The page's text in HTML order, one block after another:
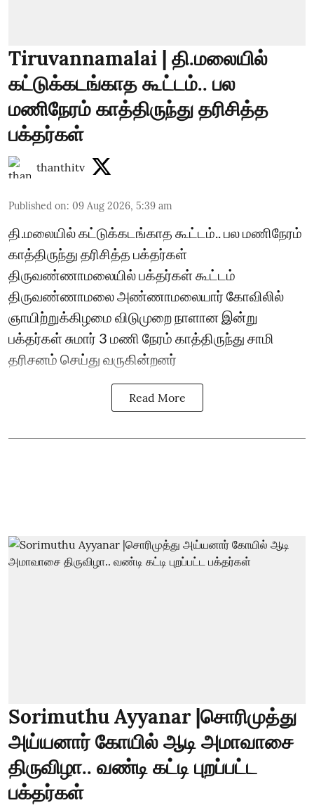
Tiruvannamalai | தி.மலையில்
கட்டுக்கடங்காத கூட்டம்.. பல
மணிநேரம் காத்திருந்து தரிசித்த
பக்தர்கள்
thanthitv
Published on: 09 Aug 2026, 5:39 am
தி.மலையில் கட்டுக்கடங்காத கூட்டம்.. பல மணிநேரம்
காத்திருந்து தரிசித்த பக்தர்கள்
திருவண்ணாமலையில் பக்தர்கள் கூட்டம்
திருவண்ணாமலை அண்ணாமலையார் கோவிலில்
ஞாயிற்றுக்கிழமை விடுமுறை நாளான இன்று
பக்தர்கள் சுமார் 3 மணி நேரம் காத்திருந்து சாமி
தரிசனம் செய்து வருகின்றனர்
Read More
Sorimuthu Ayyanar |சொரிமுத்து
அய்யனார் கோயில் ஆடி அமாவாசை
திருவிழா.. வண்டி கட்டி புறப்பட்ட
பக்தர்கள்